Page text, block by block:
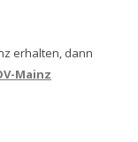
erhalten, dann
Mainz